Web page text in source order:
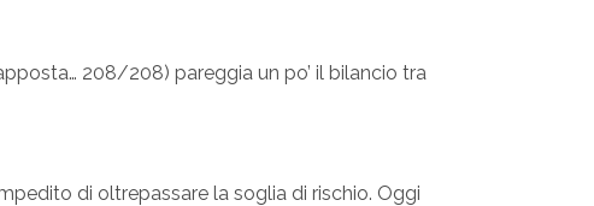
208/208) pareggia un po’ il bilancio tra
di oltrepassare la soglia di rischio. Oggi